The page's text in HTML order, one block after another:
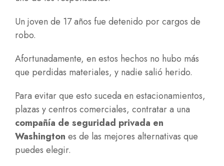
Un joven de 17 años fue detenido por cargos de
robo.
Afortunadamente, en estos hechos no hubo más
que perdidas materiales, y nadie salió herido.
Para evitar que esto suceda en estacionamientos,
plazas y centros comerciales, contratar a una
compañía de seguridad privada en
Washington es de las mejores alternativas que
puedes elegir.